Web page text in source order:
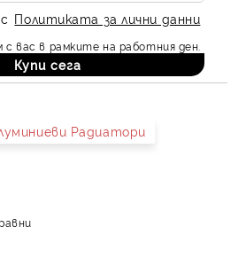
Политиката за лични данни
вас в рамките на работния ден.
Радиатори